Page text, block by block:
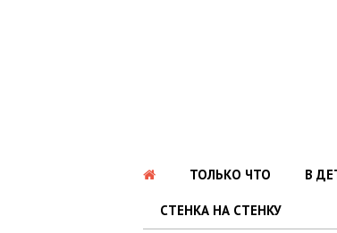
ТОЛЬКО ЧТО В
СТЕНКА НА СТЕНКУ